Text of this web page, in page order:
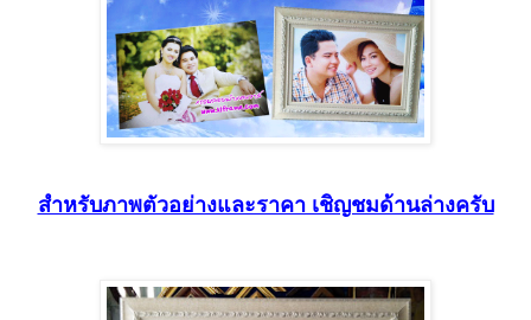
สำหรับภาพตัวอย่างและราคา เชิญชมด้านล่างครับ